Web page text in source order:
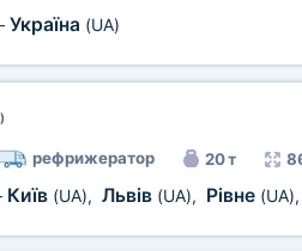
Україна (UA)
рефрижератор 20 т
Київ (UA), Львів (UA), Рівне (UA)